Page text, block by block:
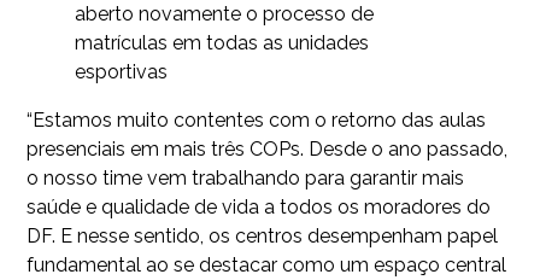
aberto novamente o processo de
matrículas em todas as unidades
esportivas
“Estamos muito contentes com o retorno das aulas
presenciais em mais três COPs. Desde o ano passado,
o nosso time vem trabalhando para garantir mais
saúde e qualidade de vida a todos os moradores do
DF. E nesse sentido, os centros desempenham papel
fundamental ao se destacar como um espaço central